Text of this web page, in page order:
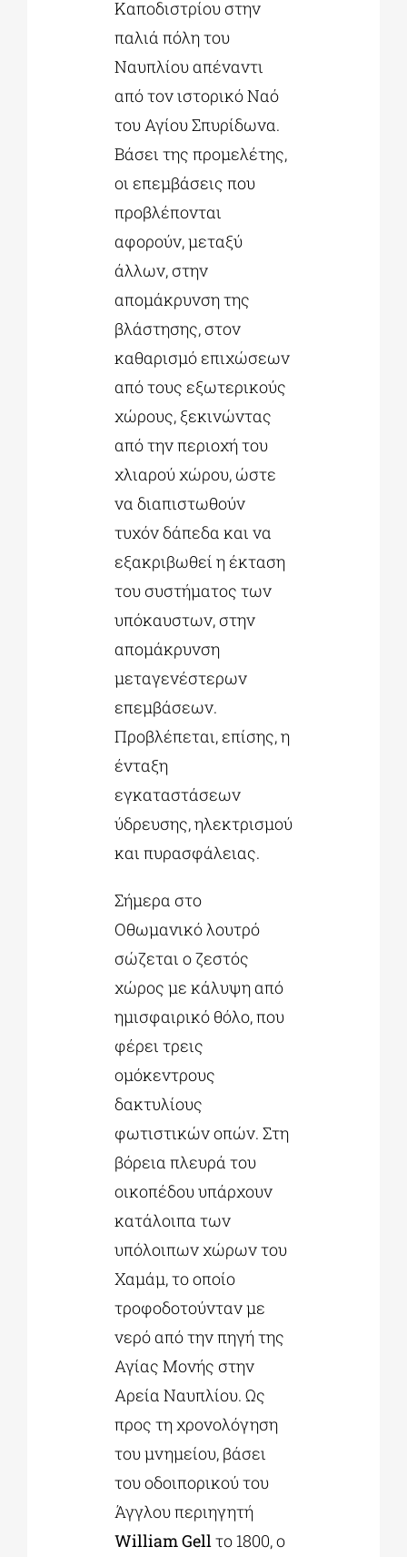
Καποδιστρίου στην
παλιά πόλη του
Ναυπλίου απέναντι
από τον ιστορικό Ναό
του Αγίου Σπυρίδωνα.
Βάσει της προμελέτης,
οι επεμβάσεις που
προβλέπονται
αφορούν, μεταξύ
άλλων, στην
απομάκρυνση της
βλάστησης, στον
καθαρισμό επιχώσεων
από τους εξωτερικούς
χώρους, ξεκινώντας
από την περιοχή του
χλιαρού χώρου, ώστε
να διαπιστωθούν
τυχόν δάπεδα και να
εξακριβωθεί η έκταση
του συστήματος των
υπόκαυστων, στην
απομάκρυνση
μεταγενέστερων
επεμβάσεων.
Προβλέπεται, επίσης, η
ένταξη
εγκαταστάσεων
ύδρευσης, ηλεκτρισμού
και πυρασφάλειας.
Σήμερα στο
Οθωμανικό λουτρό
σώζεται ο ζεστός
χώρος με κάλυψη από
ημισφαιρικό θόλο, που
φέρει τρεις
ομόκεντρους
δακτυλίους
φωτιστικών οπών. Στη
βόρεια πλευρά του
οικοπέδου υπάρχουν
κατάλοιπα των
υπόλοιπων χώρων του
Χαμάμ, το οποίο
τροφοδοτούνταν με
νερό από την πηγή της
Αγίας Μονής στην
Αρεία Ναυπλίου. Ως
προς τη χρονολόγηση
του μνημείου, βάσει
του οδοιπορικού του
Άγγλου περιηγητή
WilliamGell το 1800, ο